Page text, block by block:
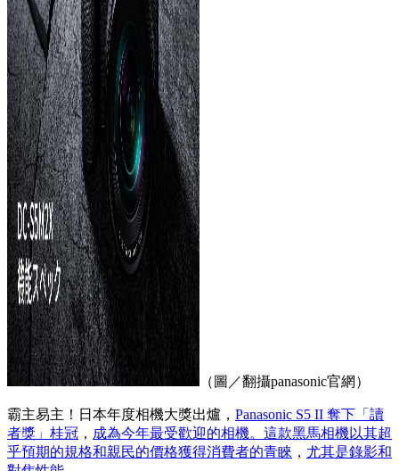
（圖／翻攝panasonic官網）
霸主易主！日本年度相機大獎出爐， Panasonic S5 II 奪下「讀
者獎」桂冠 ， 成為今年最受歡迎的相機。這款黑馬相機以其超
乎預期的規格和親民的價格獲得消費者的青睞 ， 尤其是錄影和